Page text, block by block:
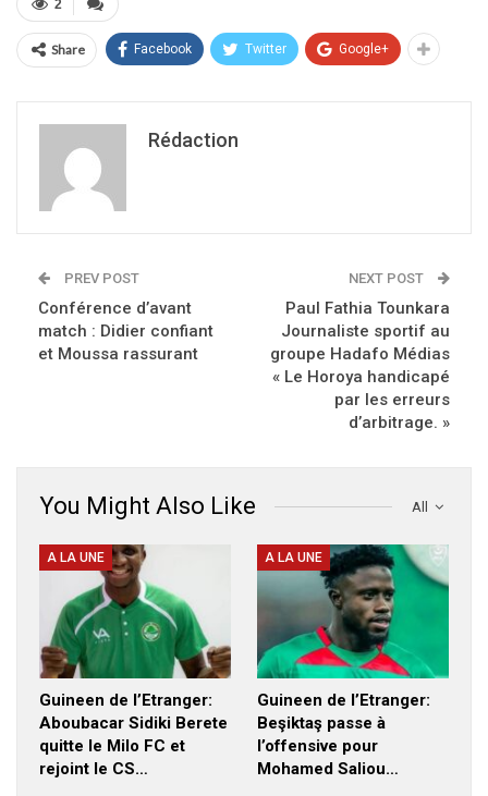
2
Share Facebook Twitter Google+
Rédaction
PREV POST
Conférence d’avant
match : Didier confiant
et Moussa rassurant
NEXT POST
Paul Fathia Tounkara
Journaliste sportif au
groupe Hadafo Médias
« Le Horoya handicapé
par les erreurs
d’arbitrage. »
All
You Might Also Like
A LA UNE
Guineen de l’Etranger:
Aboubacar Sidiki Berete
quitte le Milo FC et
rejoint le CS…
A LA UNE
Guineen de l’Etranger:
Beşiktaş passe à
l’offensive pour
Mohamed Saliou…